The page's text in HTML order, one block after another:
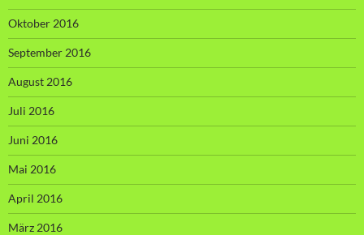
Oktober 2016
September 2016
August 2016
Juli 2016
Juni 2016
Mai 2016
April 2016
März 2016